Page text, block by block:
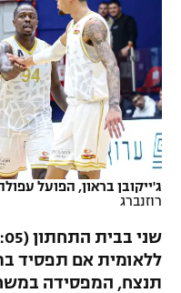
VOD
רץ ברשת
תוצאות
לוח שידורים
נבחרת ישראל
מכבי חיפה
בית"ר ירושלים
מכבי תל אביב
הפועל תל אביב
הפועל חיפה
הפועל באר שבע
ליגה ספרדית
ליגה איטלקית
ליגה צרפתית
ליגה הולנדית
ליגה סינית
כדורסל נשים
מכבי תל אביב
הפועל חולון
הפועל ירושלים
דני אבדיה
יורוליג
יורוקאפ
טניס
כדוריד
כדורעף
שחייה
אגרוף
ג'ייקובן בראון, הפועל
רוזנברג
ללאומית אם תפסיד
תנצח, המפסידה